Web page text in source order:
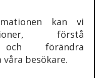
kan vi
förstå
och förändra
besökare.